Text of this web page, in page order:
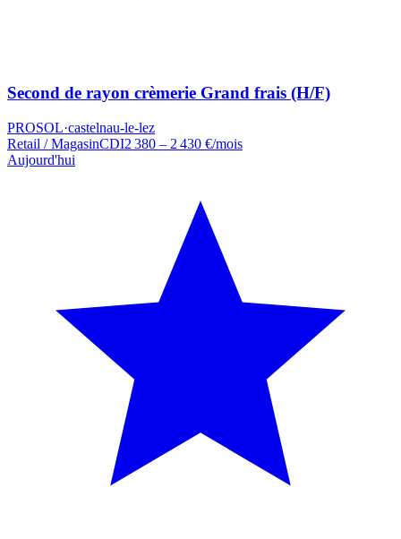
Second de rayon crèmerie Grand frais (H/F)
PROSOL·castelnau-le-lez
Retail / MagasinCDI2 380 – 2 430 €/mois
Aujourd'hui